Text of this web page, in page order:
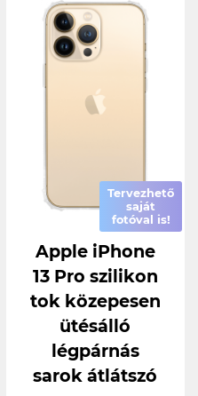
Tervezhető
saját
fotóval is!
Apple iPhone
13 Pro szilikon
tok közepesen
ütésálló
légpárnás
sarok átlátszó